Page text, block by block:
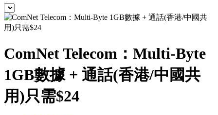
ComNet Telecom：Multi-Byte
1GB數據 + 通話(香港/中國共
用)只需$24